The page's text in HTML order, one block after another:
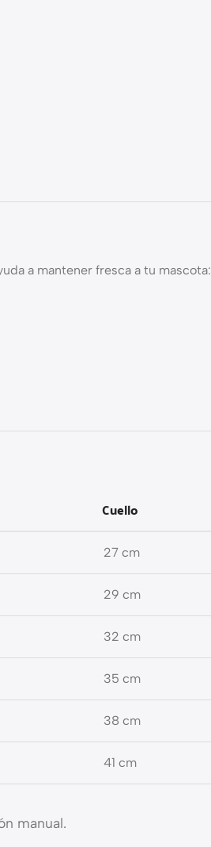
a mantener fresca a tu mascota:
Cuello
27 cm
29 cm
32 cm
35 cm
38 cm
41 cm
manual.